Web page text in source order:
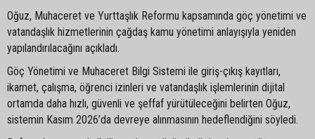
Oğuz, Muhaceret ve Yurttaşlık Reformu kapsamında göç yönetimi ve
vatandaşlık hizmetlerinin çağdaş kamu yönetimi anlayışıyla yeniden
yapılandırılacağını açıkladı.
Göç Yönetimi ve Muhaceret Bilgi Sistemi ile giriş-çıkış kayıtları,
ikamet, çalışma, öğrenci izinleri ve vatandaşlık işlemlerinin dijital
ortamda daha hızlı, güvenli ve şeffaf yürütüleceğini belirten Oğuz,
sistemin Kasım 2026’da devreye alınmasının hedeflendiğini söyledi.